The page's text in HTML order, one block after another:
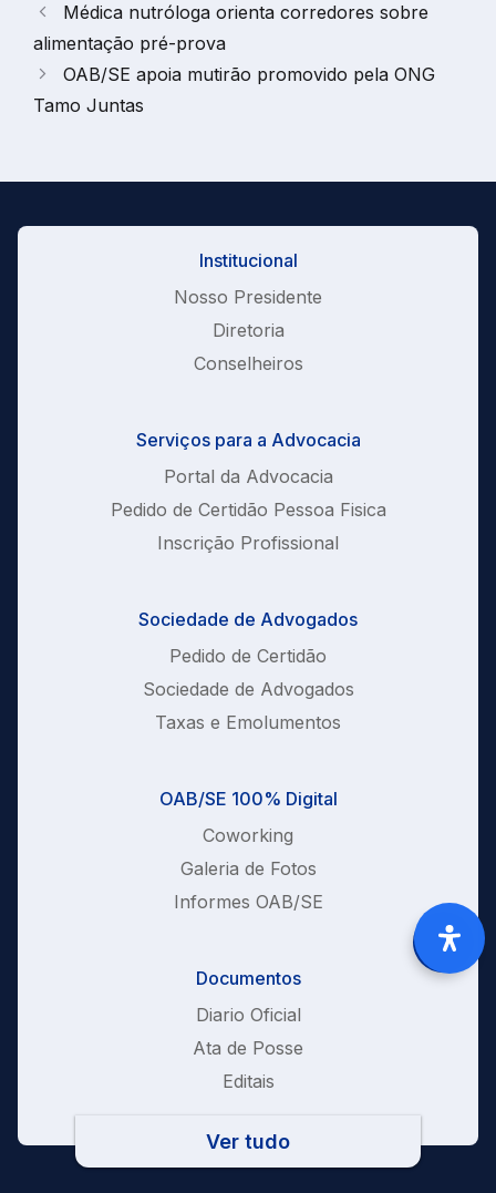
Médica nutróloga orienta corredores sobre
alimentação pré-prova
OAB/SE apoia mutirão promovido pela ONG
Tamo Juntas
Institucional
Nosso Presidente
Diretoria
Conselheiros
Serviços para a Advocacia
Portal da Advocacia
Pedido de Certidão Pessoa Fisica
Inscrição Profissional
Sociedade de Advogados
Pedido de Certidão
Sociedade de Advogados
Taxas e Emolumentos
OAB/SE 100% Digital
Coworking
Galeria de Fotos
Informes OAB/SE
Documentos
Diario Oficial
Ata de Posse
Editais
Ver tudo